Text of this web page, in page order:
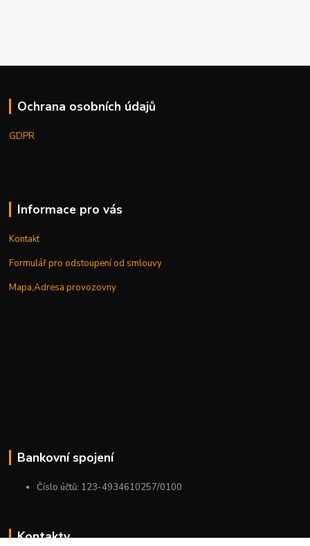
Ochrana osobních údajů
GDPR
Informace pro vás
Kontakt
Formulář pro odstoupení od smlouvy
Mapa,Adresa provozovny
Bankovní spojení
Číslo účtů: 123-4934610257/0100
Kontakty